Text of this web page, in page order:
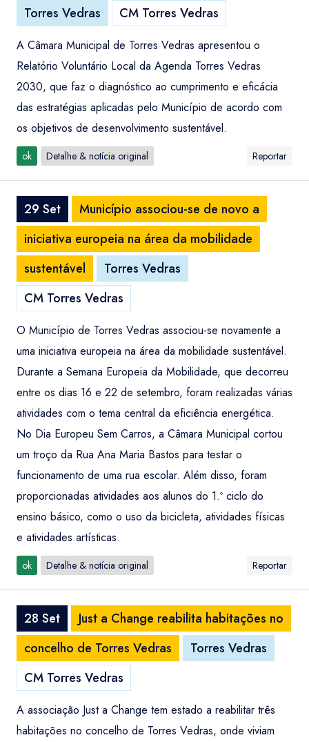
Torres Vedras
CM Torres Vedras
A Câmara Municipal de Torres Vedras apresentou o
Relatório Voluntário Local da Agenda Torres Vedras
2030, que faz o diagnóstico ao cumprimento e eficácia
das estratégias aplicadas pelo Município de acordo com
os objetivos de desenvolvimento sustentável.
ok Detalhe & notícia original Reportar
29 Set
Município associou-se de novo a
iniciativa europeia na área da mobilidade
sustentável
Torres Vedras
CM Torres Vedras
O Município de Torres Vedras associou-se novamente a
uma iniciativa europeia na área da mobilidade sustentável.
Durante a Semana Europeia da Mobilidade, que decorreu
entre os dias 16 e 22 de setembro, foram realizadas várias
atividades com o tema central da eficiência energética.
No Dia Europeu Sem Carros, a Câmara Municipal cortou
um troço da Rua Ana Maria Bastos para testar o
funcionamento de uma rua escolar. Além disso, foram
proporcionadas atividades aos alunos do 1.º ciclo do
ensino básico, como o uso da bicicleta, atividades físicas
e atividades artísticas.
ok Detalhe & notícia original Reportar
28 Set
Just a Change reabilita habitações no
concelho de Torres Vedras
Torres Vedras
CM Torres Vedras
A associação Just a Change tem estado a reabilitar três
habitações no concelho de Torres Vedras, onde viviam